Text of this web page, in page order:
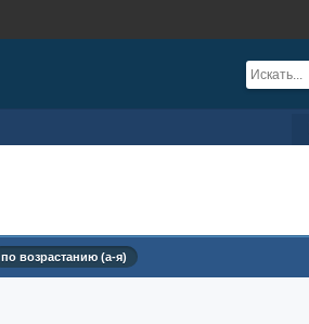
по возрастанию (а-я)